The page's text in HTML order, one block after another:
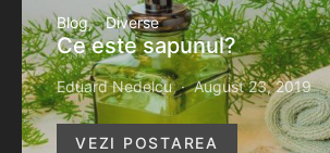
Blog Diverse
Ce este sapunul?
Eduard Nedelcu August 23, 2019
VEZI POSTAREA